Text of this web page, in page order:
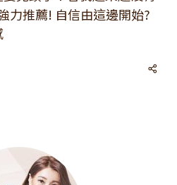
力推薦! 自信由這邊開始?